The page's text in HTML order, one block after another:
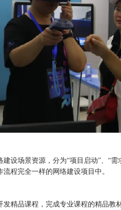
建设场景资源，分为“项目启动”、“
程完全一样的网络建设项目中。
精品课程，完成专业课程的精品教